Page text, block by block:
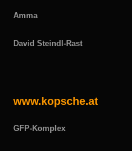
Amma
David Steindl-Rast
www.kopsche.at
GFP-Komplex